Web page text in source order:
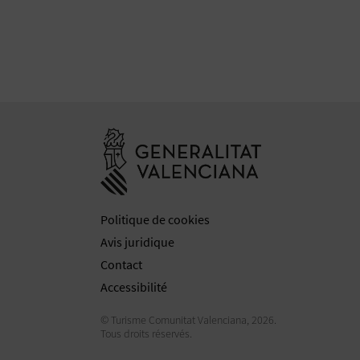
Politique de cookies
Avis juridique
Contact
Accessibilité
© Turisme Comunitat Valenciana, 2026.
Tous droits réservés.